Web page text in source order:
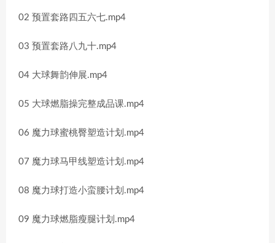
02 预置套路四五六七.mp4
03 预置套路八九十.mp4
04 大球舞韵伸展.mp4
05 大球燃脂操完整成品课.mp4
06 魔力球蜜桃臀塑造计划.mp4
07 魔力球马甲线塑造计划.mp4
08 魔力球打造小蛮腰计划.mp4
09 魔力球燃脂瘦腿计划.mp4